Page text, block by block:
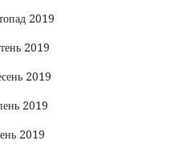
2019
2019
2019
2019
2019